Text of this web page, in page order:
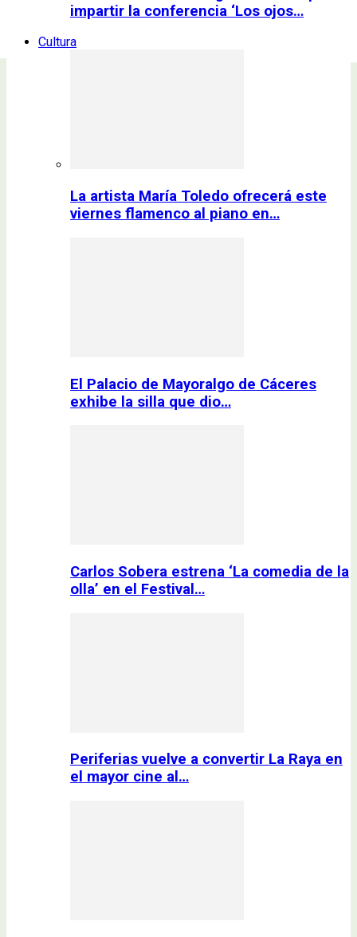
impartir la conferencia ‘Los ojos…
Cultura
La artista María Toledo ofrecerá este
viernes flamenco al piano en…
El Palacio de Mayoralgo de Cáceres
exhibe la silla que dio…
Carlos Sobera estrena ‘La comedia de la
olla’ en el Festival…
Periferias vuelve a convertir La Raya en
el mayor cine al…